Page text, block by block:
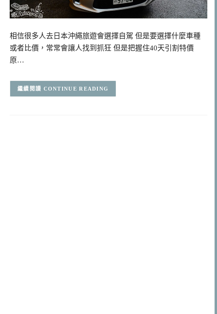
相信很多人去日本沖繩旅遊會選擇自駕 但是要選擇什麼車種
或者比價，常常會讓人找到抓狂 但是把握住40天引割特價
原…
CONTINUE READING